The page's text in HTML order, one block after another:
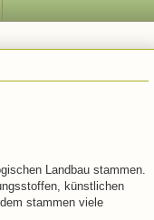
Landbau stammen.
künstlichen
stammen viele